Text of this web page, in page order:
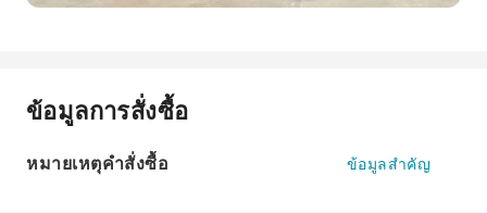
ข้อมูลการสั่งซื้อ
หมายเหตุคำสั่งซื้อ ข้อมูลสำคัญ